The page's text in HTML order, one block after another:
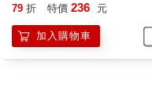
79 折 特價 236 元
加入購物車